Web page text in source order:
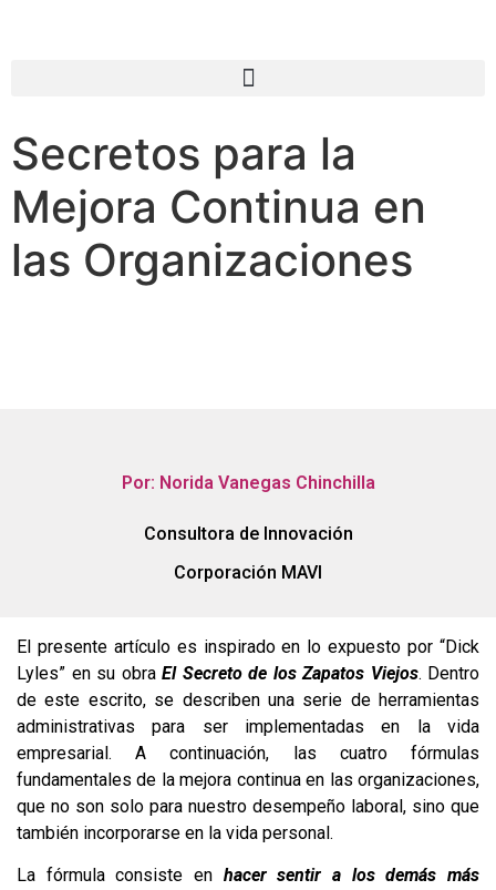
Secretos para la
Mejora Continua en
las Organizaciones
Por: Norida Vanegas Chinchilla
Consultora de Innovación
Corporación MAVI
El presente artículo es inspirado en lo expuesto por “Dick
Lyles” en su obra El Secreto de los Zapatos Viejos. Dentro
de este escrito, se describen una serie de herramientas
administrativas para ser implementadas en la vida
empresarial. A continuación, las cuatro fórmulas
fundamentales de la mejora continua en las organizaciones,
que no son solo para nuestro desempeño laboral, sino que
también incorporarse en la vida personal.
La fórmula consiste en hacer sentir a los demás más